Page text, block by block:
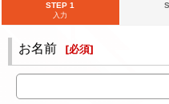
STEP 1
入力
お名前 [必須]